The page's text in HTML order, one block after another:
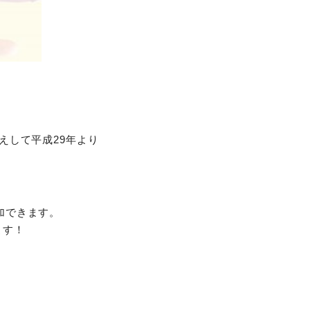
して平成29年より
きます。
！